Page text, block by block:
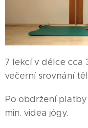
7 lekcí v délce cca
večerní srovnání
Po obdržení
min. videa jógy.